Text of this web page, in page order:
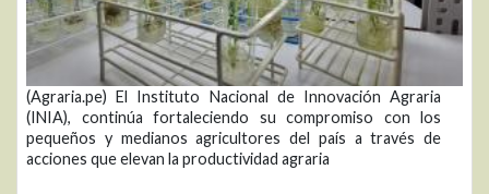
(Agraria.pe) El Instituto Nacional de Innovación Agraria
(INIA), continúa fortaleciendo su compromiso con los
pequeños y medianos agricultores del país a través de
acciones que elevan la productividad agraria